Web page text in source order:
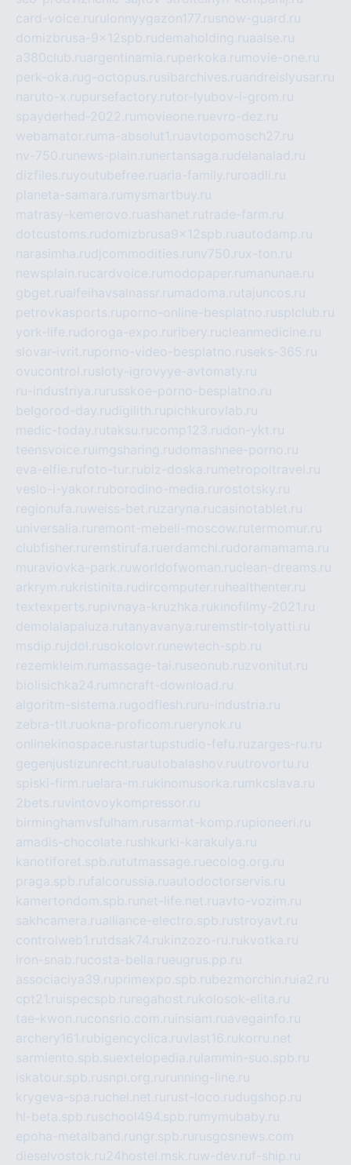
card-voice.ru rulonnyygazon177.rusnow-guard.ru
domizbrusa-9x12spb.rudemaholding.ruaalse.ru
a380club.ruargentinamia.ruperkoka.ru movie-one.ru
perk-oka.rug-octopus.rusibarchives.ruandreislyusar.ru
naruto-x.rupursefactory.rutor-lyubov-i-grom.ru
spayderhed-2022.ru movieone.ruevro-dez.ru
webamator.ru ma-absolut1.ruavtopomosch27.ru
nv-750.ru news-plain.ru nertansaga.rudelanalad.ru
dizfiles.ruyoutubefree.ruaria-family.ru roadli.ru
planeta-samara.ru mysmartbuy.ru
matrasy-kemerovo.ruashanet.rutrade-farm.ru
dotcustoms.rudomizbrusa9x12spb.ruautodamp.ru
narasimha.rudjcommodities.ru nv750.rux-ton.ru
newsplain.rucardvoice.ru modopaper.ru manunae.ru
gbget.rualfeihavsalnassr.ru madoma.rutajuncos.ru
petrovkasports.ruporno-online-besplatno.rusplclub.ru
york-life.rudoroga-expo.ru ribery.rucleanmedicine.ru
slovar-ivrit.ruporno-video-besplatno.ruseks-365.ru
ovucontrol.rusloty-igrovyye-avtomaty.ru
ru-industriya.ru russkoe-porno-besplatno.ru
belgorod-day.rudigilith.rupichkurovlab.ru
medic-today.rutaksu.rucomp123.rudon-ykt.ru
teensvoice.ru imgsharing.rudomashnee-porno.ru
eva-elfie.rufoto-tur.rubiz-doska.ru metropoltravel.ru
veslo-i-yakor.ruborodino-media.ru rostotsky.ru
regionufa.ruweiss-bet.ruzaryna.rucasinotablet.ru
universalia.ru remont-mebeli-moscow.rutermomur.ru
clubfisher.ru remstirufa.ruerdamchi.rudoramamama.ru
muraviovka-park.ruworldofwoman.ruclean-dreams.ru
arkrym.rukristinita.rudircomputer.ru healthenter.ru
textexperts.rupivnaya-kruzhka.rukinofilmy-2021.ru
demolalapaluza.rutanyavanya.ru remstir-tolyatti.ru
msdip.ru jdol.rusokolovr.ru newtech-spb.ru
rezemkleim.ru massage-tai.ruseonub.ruzvonitut.ru
biolisichka24.ru mncraft-download.ru
algoritm-sistema.rugodflesh.ru ru-industria.ru
zebra-tlt.ruokna-proficom.ruerynok.ru
onlinekinospace.rustartupstudio-fefu.ruzarges-ru.ru
gegenjustizunrecht.ruautobalashov.ruutrovortu.ru
spiski-firm.ruelara-m.rukinomusorka.ru mkcslava.ru
2bets.ruvintovoykompressor.ru
birminghamvsfulham.rusarmat-komp.rupioneeri.ru
amadis-chocolate.rushkurki-karakulya.ru
kanotiforet.spb.rututmassage.ruecolog.org.ru
praga.spb.rufalcorussia.ruautodoctorservis.ru
kamertondom.spb.ru net-life.net.ruavto-vozim.ru
sakhcamera.rualliance-electro.spb.rustroyavt.ru
controlweb1.rutdsak74.rukinzozo-ru.rukvotka.ru
iron-snab.rucosta-bella.rueugrus.pp.ru
associaciya39.ruprimexpo.spb.rubezmorchin.ru ia2.ru
cpt21.ru ispecspb.ru regahost.rukolosok-elita.ru
tae-kwon.ruconsrio.com.ru insiam.ruavegainfo.ru
archery161.rubigencyclica.ruvlast16.rukorru.net
sarmiento.spb.suextelopedia.ru lammin-suo.spb.ru
iskatour.spb.rusnpi.org.ru running-line.ru
krygeva-spa.ruchel.net.ru rust-loco.rudugshop.ru
hl-beta.spb.ruschool494.spb.ru mymubaby.ru
epoha-metalband.ru ngr.spb.ru rusgosnews.com
dieselvostok.ru24hostel.msk.ruw-dev.ruf-ship.ru